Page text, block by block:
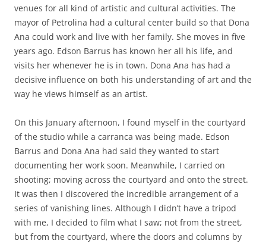
venues for all kind of artistic and cultural activities. The
mayor of Petrolina had a cultural center build so that Dona
Ana could work and live with her family. She moves in five
years ago. Edson Barrus has known her all his life, and
visits her whenever he is in town. Dona Ana has had a
decisive influence on both his understanding of art and the
way he views himself as an artist.
On this January afternoon, I found myself in the courtyard
of the studio while a carranca was being made. Edson
Barrus and Dona Ana had said they wanted to start
documenting her work soon. Meanwhile, I carried on
shooting; moving across the courtyard and onto the street.
It was then I discovered the incredible arrangement of a
series of vanishing lines. Although I didn’t have a tripod
with me, I decided to film what I saw; not from the street,
but from the courtyard, where the doors and columns by